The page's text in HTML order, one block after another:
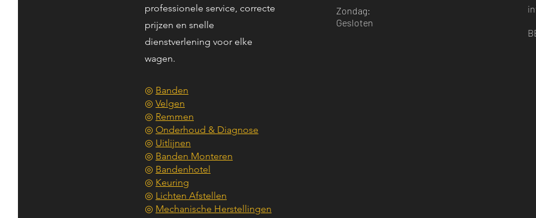
professionele service, correcte
prijzen en snelle
dienstverlening voor elke
wagen.
◎ Banden
◎ Velgen
◎ Remmen
◎ Onderhoud & Diagnose
◎ Uitlijnen
◎ Banden Monteren
◎ Bandenhotel
◎ Keuring
◎ Lichten Afstellen
◎ Mechanische Herstellingen
Zondag:
Gesloten